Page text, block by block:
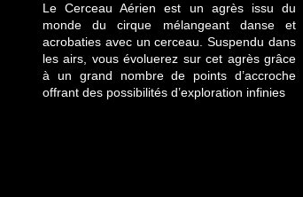
Le Cerceau Aérien est un agrès issu du
monde du cirque mélangeant danse et
acrobaties avec un cerceau. Suspendu dans
les airs, vous évoluerez sur cet agrès grâce
à un grand nombre de points d’accroche
offrant des possibilités d’exploration infinies